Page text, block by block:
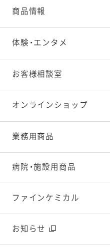
とっておきレシピトッ
素材の知識
料理の基本
特集レシピ
レシピランキング
レシピ動画
今日のレシピギャラリ
商品情報
商品情報トップ
新商品・リニューアル
販売終了商品一覧
体験・エンタメ
体験・エンタメトップ
マヨテラス（見学施設）
オープンキッチン（工
深谷テラス ヤサイな
おたのしみコンテンツ
広告ギャラリー
お客様相談室
お客様相談室トップ
よくお寄せいただくご
お客様の声を活かしま
オンラインショップ
Qummy
キユーピーウエルネス
業務用商品
病院・施設用商品
ファインケミカル
お知らせ